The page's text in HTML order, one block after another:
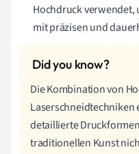
Hochdruck verwendet,
mit präzisen und
Die Kombination von
detaillierte
traditionellen Kunst